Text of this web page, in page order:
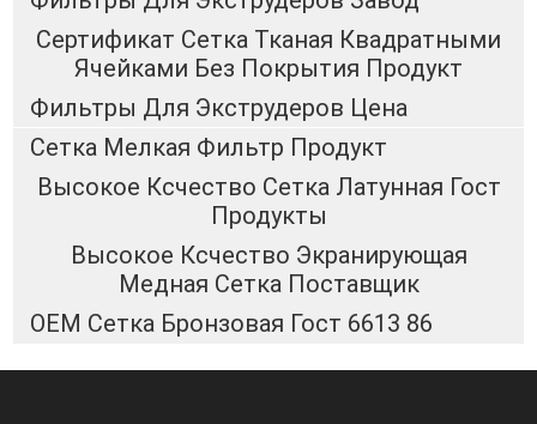
Сертификат Сетка Тканая Квадратными
Ячейками Без Покрытия Продукт
Фильтры Для Экструдеров Цена
Сетка Мелкая Фильтр Продукт
Высокое Ксчество Сетка Латунная Гост
Продукты
Высокое Ксчество Экранирующая
Медная Сетка Поставщик
OEM Сетка Бронзовая Гост 6613 86